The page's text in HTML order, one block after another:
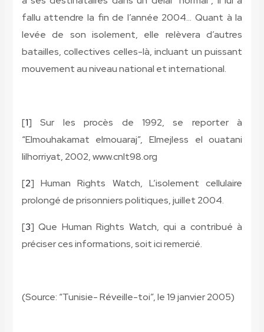
fallu attendre la fin de l’année 2004… Quant à la
levée de son isolement, elle relèvera d’autres
batailles, collectives celles-là, incluant un puissant
mouvement au niveau national et international.
[1] Sur les procès de 1992, se reporter à
“Elmouhakamat elmouaraj”, Elmejless el ouatani
lilhorriyat, 2002, www.cnlt98.org
[2] Human Rights Watch, L’isolement cellulaire
prolongé de prisonniers politiques, juillet 2004.
[3] Que Human Rights Watch, qui a contribué à
préciser ces informations, soit ici remercié.
(Source: “Tunisie- Réveille-toi”, le 19 janvier 2005)